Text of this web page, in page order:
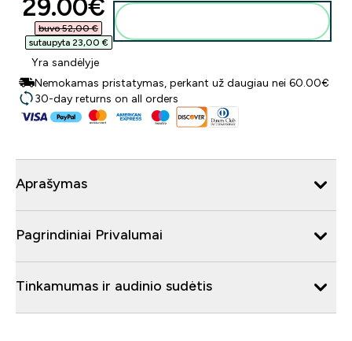
discounted price
29.00€‎
buvo 52,00 €‎
sutaupyta 23,00 €‎
Yra sandėlyje
Nemokamas pristatymas, perkant už daugiau nei 60.00€
30-day returns on all orders
Aprašymas
Pagrindiniai Privalumai
Tinkamumas ir audinio sudėtis